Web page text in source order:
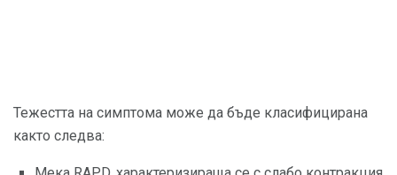
Тежестта на симптома може да бъде класифицирана
както следва: